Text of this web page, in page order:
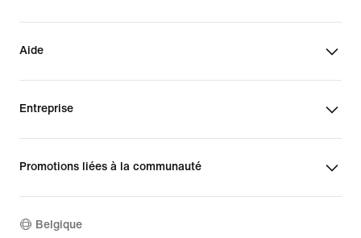
Aide
Entreprise
Promotions liées à la communauté
Belgique